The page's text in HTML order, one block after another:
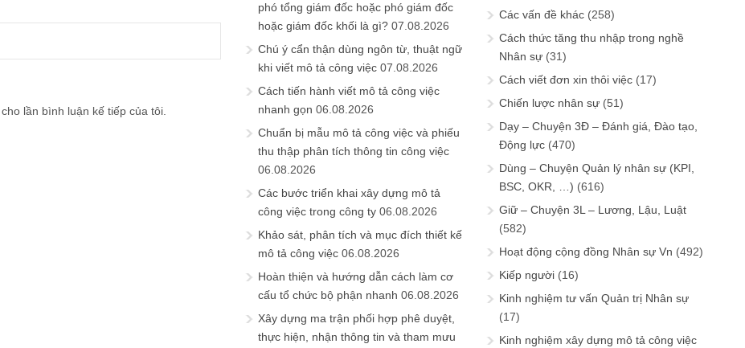
lần bình luận kế tiếp của tôi.
phó tổng giám đốc hoặc phó giám đốc
hoặc giám đốc khối là gì? 07.08.2026
Chú ý cẩn thận dùng ngôn từ, thuật ngữ
khi viết mô tả công việc 07.08.2026
Cách tiến hành viết mô tả công việc
nhanh gọn 06.08.2026
Chuẩn bị mẫu mô tả công việc và phiếu
thu thập phân tích thông tin công việc
06.08.2026
Các bước triển khai xây dựng mô tả
công việc trong công ty 06.08.2026
Khảo sát, phân tích và mục đích thiết kế
mô tả công việc 06.08.2026
Hoàn thiện và hướng dẫn cách làm cơ
cấu tổ chức bộ phận nhanh 06.08.2026
Xây dựng ma trận phối hợp phê duyệt,
thực hiện, nhận thông tin và tham mưu
Các vấn đề khác (258)
Cách thức tăng thu nhập trong nghề
Nhân sự (31)
Cách viết đơn xin thôi việc (17)
Chiến lược nhân sự (51)
Dạy – Chuyện 3Đ – Đánh giá, Đào tạo,
Động lực (470)
Dùng – Chuyện Quản lý nhân sự (KPI,
BSC, OKR, …) (616)
Giữ – Chuyện 3L – Lương, Lậu, Luật
(582)
Hoạt động cộng đồng Nhân sự Vn (492)
Kiếp người (16)
Kinh nghiệm tư vấn Quản trị Nhân sự
(17)
Kinh nghiệm xây dựng mô tả công việc